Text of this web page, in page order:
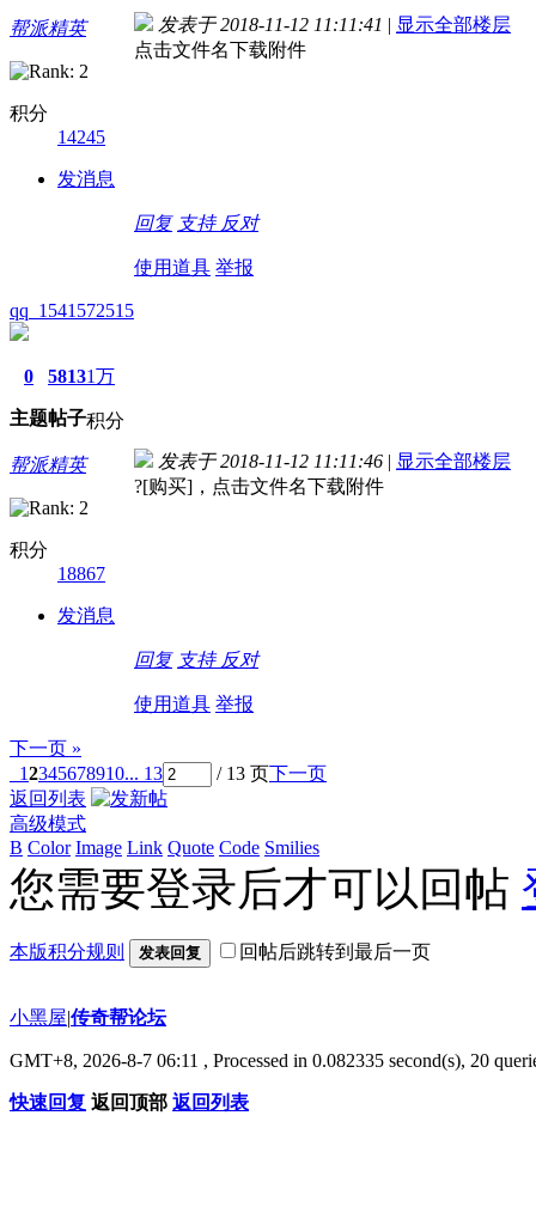
帮派精英
积分
14245
发消息
发表于 2018-11-12 11:11:41 | 显示全部楼层
点击文件名下载附件
回复 支持 反对
使用道具 举报
qq_1541572515
0
主题
5813
帖子
1万
积分
帮派精英
积分
18867
发消息
发表于 2018-11-12 11:11:46 | 显示全部楼层
?[购买]，点击文件名下载附件
回复 支持 反对
使用道具 举报
下一页 »
12345678910... 13 / 13 页下一页
返回列表
高级模式
B Color Image Link Quote Code Smilies
您需要登录后才可以回帖
本版积分规则 发表回复 回帖后跳转到最后一页
小黑屋|传奇帮论坛
GMT+8, 2026-8-7 06:11 , Processed in 0.082335 second(s), 20
快速回复 返回顶部 返回列表